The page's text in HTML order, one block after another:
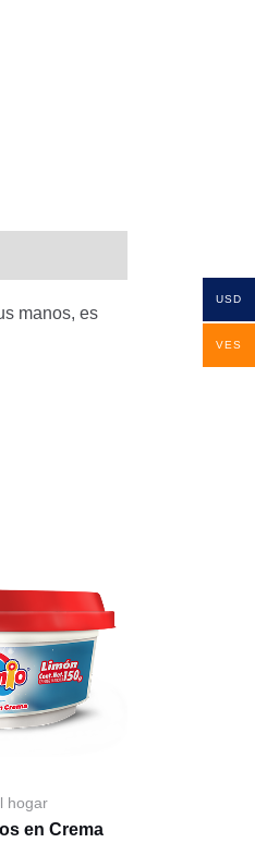
manos, es
hogar
en Crema
USD
VES